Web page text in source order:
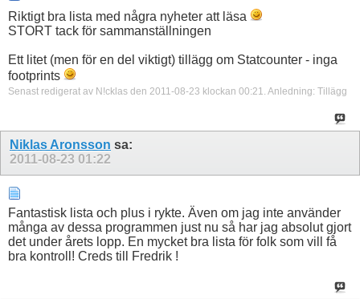
Riktigt bra lista med några nyheter att läsa
STORT tack för sammanställningen
Ett litet (men för en del viktigt) tillägg om Statcounter - inga
footprints
Senast redigerat av N!cklas den 2011-08-23 klockan 00:21 Anledning: Tillägg
Niklas Aronsson sa:
2011-08-23 01:22
Fantastisk lista och plus i rykte. Även om jag inte använder
många av dessa programmen just nu så har jag absolut gjort
det under årets lopp. En mycket bra lista för folk som vill få
bra kontroll! Creds till Fredrik !